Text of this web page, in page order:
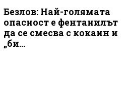
Безлов: Най-голямата
опасност е фентанилът
да се смесва с кокаин и
„би...